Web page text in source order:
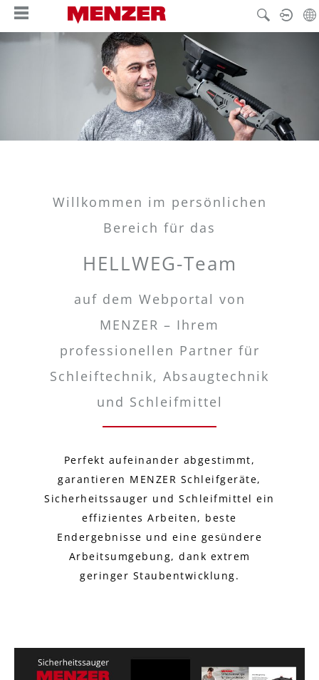
principale
Willkommen im persönlichen
Bereich für das
HELLWEG-Team
auf dem Webportal von
MENZER – Ihrem
professionellen Partner für
Schleiftechnik, Absaugtechnik
und Schleifmittel
Perfekt aufeinander abgestimmt,
garantieren MENZER Schleifgeräte,
Sicherheitssauger und Schleifmittel ein
effizientes Arbeiten, beste
Endergebnisse und eine gesündere
Arbeitsumgebung, dank extrem
geringer Staubentwicklung.